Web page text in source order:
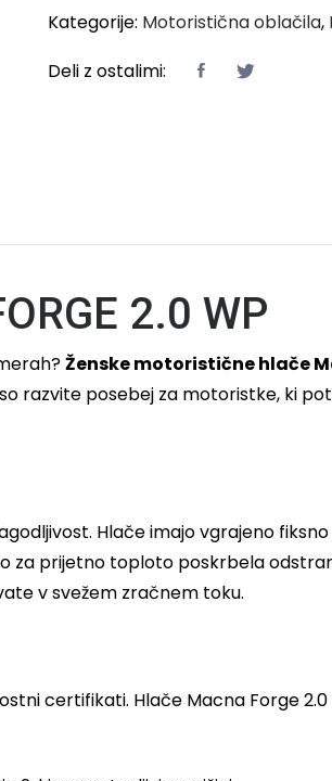
Kategorije: Motoristična oblačila,
Deli z ostalimi:
2.0 WP
Ženske motoristične hlače
razvite posebej za motoristke, ki
Hlače imajo vgrajeno
prijetno toploto poskrbela
v svežem zračnem toku.
certifikati. Hlače Macna Forge